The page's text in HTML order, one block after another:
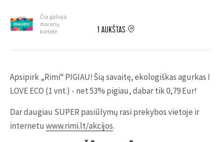
Čia galioja
dovanų
kortelė
1 AUKŠTAS
Apsipirk „Rimi“ PIGIAU! Šią savaitę, ekologiškas agurkas I
LOVE ECO (1 vnt.) - net 53% pigiau, dabar tik 0,79 Eur!
Dar daugiau SUPER pasiūlymų rasi prekybos vietoje ir
internetu www.rimi.lt/akcijos.